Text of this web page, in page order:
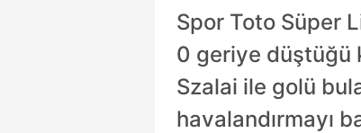
Spor Toto Süper
0 geriye düştüğü
Szalai ile golü
havalandırmayı